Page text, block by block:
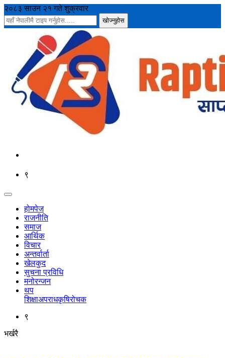
२०८३ साउन २१ गते शुक्रवार
९
होमपेज
राजनीति
समाज
आर्थिक
विचार
अन्तर्वार्ता
खेलकुद
सुचना प्रविधि
मनोरन्जन
थप
शिक्षाअपराधकृषिरोचक
९
भर्खरै